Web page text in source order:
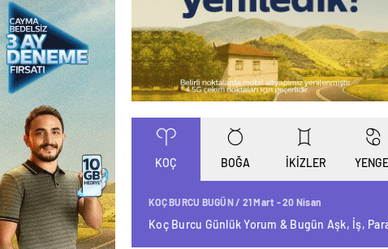
KOÇ BOĞA İKİZLER
KOÇ BURCU BUGÜN / 21 Mart - 20 Nisan
Koç Burcu Günlük Yorum & Bugün Aşk, İş,